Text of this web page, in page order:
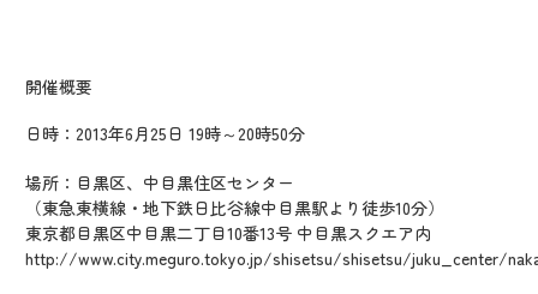
開催概要
日時：2013年6月25日 19時～20時50分
場所：目黒区、中目黒住区センター
（東急東横線・地下鉄日比谷線中目黒駅より徒歩10分）
東京都目黒区中目黒二丁目10番13号 中目黒スクエア内
http://www.city.meguro.tokyo.jp/shisetsu/shisetsu/juku_center/